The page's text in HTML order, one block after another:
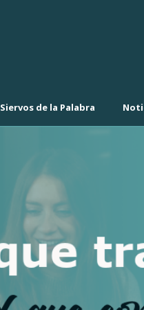
Siervos de la Palabra